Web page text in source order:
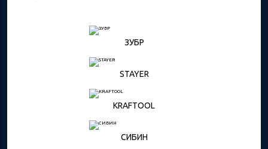
ЗУБР
STAYER
KRAFTOOL
СИБИН